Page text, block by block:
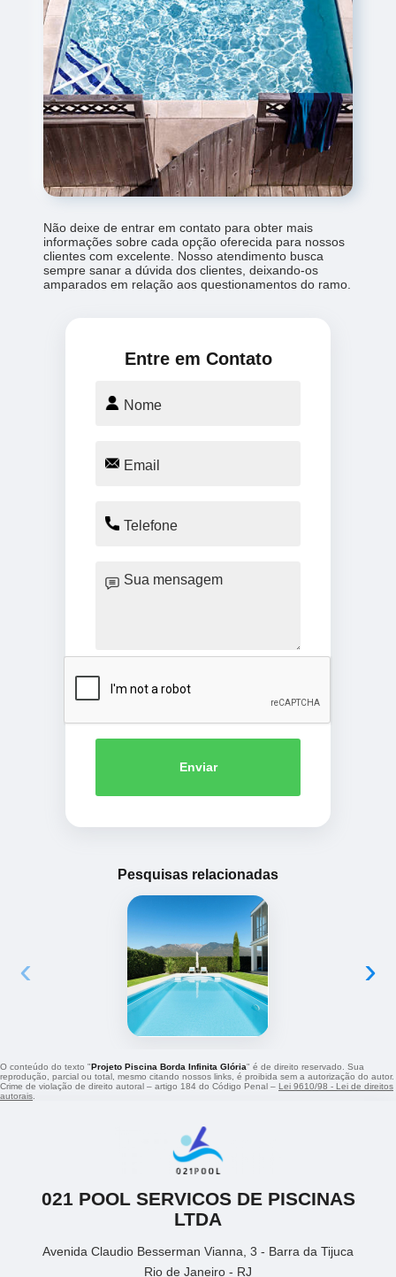
Não deixe de entrar em contato para obter mais
informações sobre cada opção oferecida para nossos
clientes com excelente. Nosso atendimento busca
sempre sanar a dúvida dos clientes, deixando-os
amparados em relação aos questionamentos do ramo.
Entre em Contato
Enviar
Pesquisas relacionadas
‹ ›
O conteúdo do texto " Projeto Piscina Borda Infinita Glória" é de direito reservado. Sua
reprodução, parcial ou total, mesmo citando nossos links, é proibida sem a autorização do autor.
Crime de violação de direito autoral – artigo 184 do Código Penal – Lei 9610/98 - Lei de direitos
autorais.
021 POOL SERVICOS DE PISCINAS
LTDA
Avenida Claudio Besserman Vianna, 3 - Barra da Tijuca
Rio de Janeiro - RJ